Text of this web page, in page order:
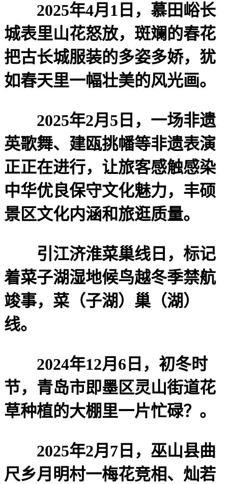
2025年4月1日，慕田峪长
城表里山花怒放，斑斓的春花
把古长城服装的多姿多娇，犹
如春天里一幅壮美的风光画。
2025年2月5日，一场非遗
英歌舞、建瓯挑幡等非遗表演
正正在进行，让旅客感触感染
中华优良保守文化魅力，丰硕
景区文化内涵和旅逛质量。
引江济淮菜巢线日，标记
着菜子湖湿地候鸟越冬季禁航
竣事，菜（子湖）巢（湖）
线。
2024年12月6日，初冬时
节，青岛市即墨区灵山街道花
草种植的大棚里一片忙碌？。
2025年2月7日，巫山县曲
尺乡月明村一梅花竞相、灿若